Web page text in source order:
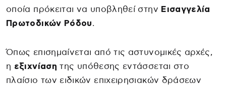
οποία πρόκειται να υποβληθεί στην Εισαγγελία
Πρωτοδικών Ρόδου.
Όπως επισημαίνεται από τις αστυνομικές αρχές,
η εξιχνίαση της υπόθεσης εντάσσεται στο
πλαίσιο των ειδικών επιχειρησιακών δράσεων